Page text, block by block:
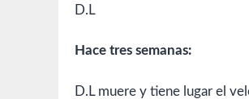
D.L
Hace tres semanas:
D.L muere y tiene lugar el